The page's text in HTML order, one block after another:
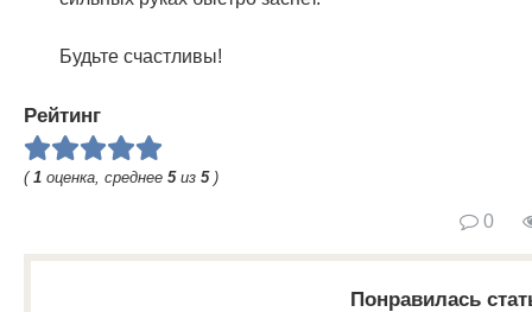
Будьте счастливы!
Рейтинг
( 1 оценка, среднее 5из 5)
0
Понравилась